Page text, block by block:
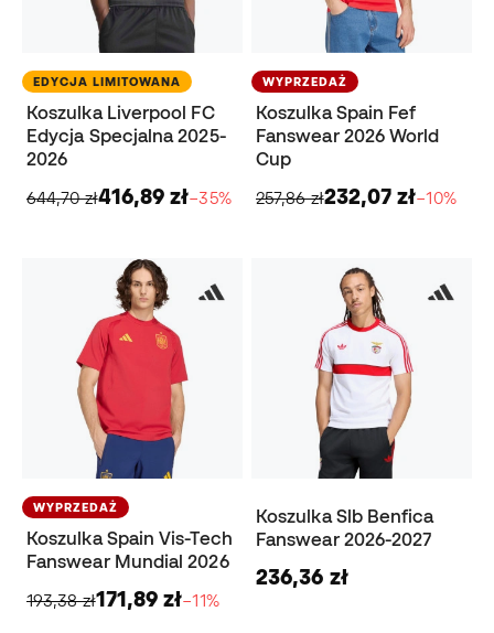
EDYCJA LIMITOWANA
Koszulka Liverpool FC
Edycja Specjalna 2025-
2026
644,70 zł416,89 zł−35%
WYPRZEDAŻ
Koszulka Spain Fef
Fanswear 2026 World
Cup
257,86 zł232,07 zł−10%
WYPRZEDAŻ
Koszulka Spain Vis-Tech
Fanswear Mundial 2026
193,38 zł171,89 zł−11%
Koszulka Slb Benfica
Fanswear 2026-2027
236,36 zł